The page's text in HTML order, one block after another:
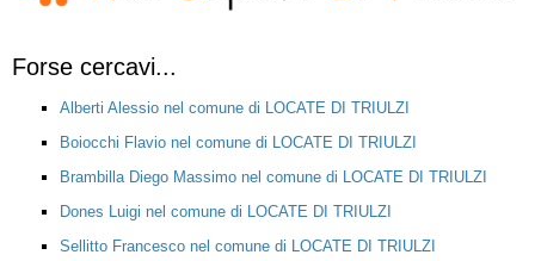
Forse cercavi...
Alberti Alessio nel comune di LOCATE DI TRIULZI
Boiocchi Flavio nel comune di LOCATE DI TRIULZI
Brambilla Diego Massimo nel comune di LOCATE DI TRIULZI
Dones Luigi nel comune di LOCATE DI TRIULZI
Sellitto Francesco nel comune di LOCATE DI TRIULZI